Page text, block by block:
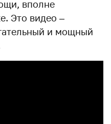
вполне
Это видео –
и мощный